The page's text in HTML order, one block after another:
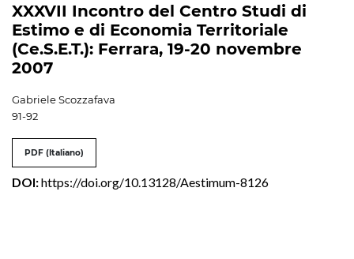
XXXVII Incontro del Centro Studi di
Estimo e di Economia Territoriale
(Ce.S.E.T.): Ferrara, 19-20 novembre
2007
Gabriele Scozzafava
91-92
PDF (Italiano)
DOI:https://doi.org/10.13128/Aestimum-8126